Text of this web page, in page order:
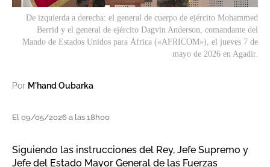
De izquierda a derecha: el general de cuerpo de ejército Mohammed
Berrid y el general de ejército Dagvin Anderson, comandante del
Mando de Estados Unidos para África («AFRICOM»), el jueves 7 de
mayo de 2026 en Agadir.
Por M'hand Oubarka
El 09/05/2026 a las 18h00
Siguiendo las instrucciones del Rey, Jefe Supremo y
Jefe del Estado Mayor General de las Fuerzas